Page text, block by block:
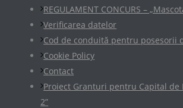
REGULAMENT CONCURS –
Verificarea datelor
Cod de conduită pentru posesorii
Cookie Policy
Contact
Proiect Granturi pentru Capital de
2”